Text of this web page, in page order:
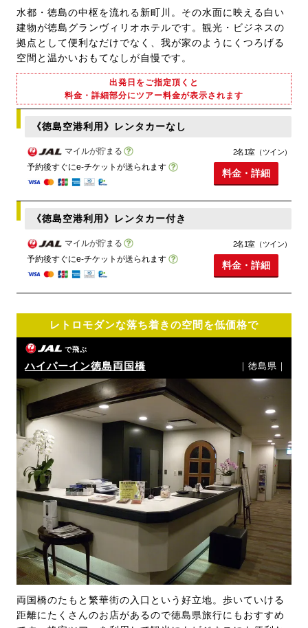
水都・徳島の中枢を流れる新町川。その水面に映える白い
建物が徳島グランヴィリオホテルです。観光・ビジネスの
拠点として便利なだけでなく、我が家のようにくつろげる
空間と温かいおもてなしが自慢です。
出発日をご指定頂くと
料金・詳細部分にツアー料金が表示されます
《徳島空港利用》レンタカーなし
マイルが貯まる
予約後すぐにe-チケットが送られます
2名1室（ツイン）
料金・詳細
《徳島空港利用》レンタカー付き
マイルが貯まる
予約後すぐにe-チケットが送られます
2名1室（ツイン）
料金・詳細
レトロモダンな落ち着きの空間を低価格で
で飛ぶ
ハイパーイン徳島両国橋 ｜徳島県｜
両国橋のたもと繁華街の入口という好立地。歩いていける
距離にたくさんのお店があるので徳島県旅行にもおすすめ